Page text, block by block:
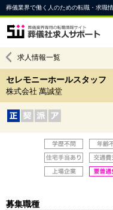
葬儀業界で働く人のための転職・求職
求人情報一覧
セレモニーホールスタッフ
株式会社 萬誠堂
募集職種